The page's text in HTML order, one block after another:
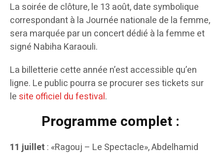
La soirée de clôture, le 13 août, date symbolique
correspondant à la Journée nationale de la femme,
sera marquée par un concert dédié à la femme et
signé Nabiha Karaouli.
La billetterie cette année n’est accessible qu’en
ligne. Le public pourra se procurer ses tickets sur
le site officiel du festival.
Programme complet :
11 juillet : «Ragouj – Le Spectacle», Abdelhamid